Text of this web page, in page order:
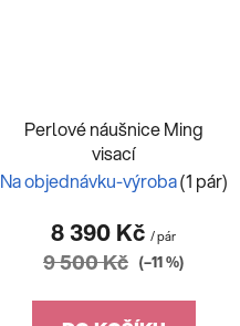
Perlové náušnice Ming
visací
Na objednávku-výroba(1 pár)
8 390 Kč / pár
9 500 Kč (–11 %)